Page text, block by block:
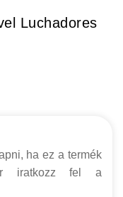
Luchadores
ha ez a termék
iratkozz fel a